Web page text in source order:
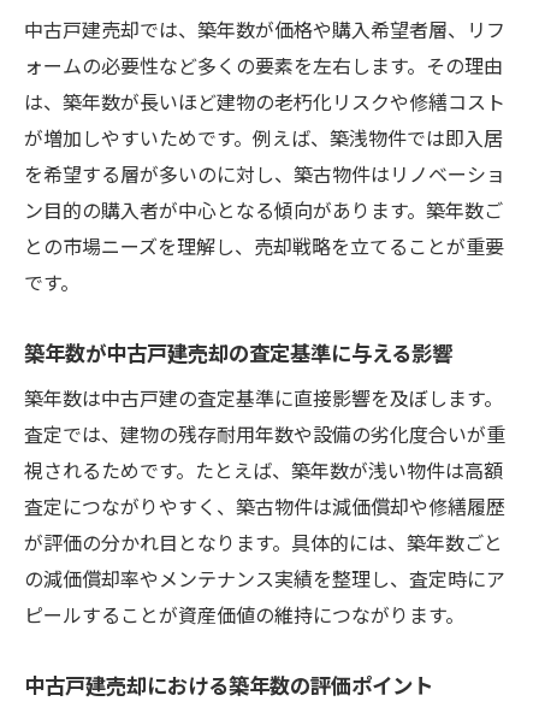
中古戸建売却では、築年数が価格や購入希望者層、リフ
ォームの必要性など多くの要素を左右します。その理由
は、築年数が長いほど建物の老朽化リスクや修繕コスト
が増加しやすいためです。例えば、築浅物件では即入居
を希望する層が多いのに対し、築古物件はリノベーショ
ン目的の購入者が中心となる傾向があります。築年数ご
との市場ニーズを理解し、売却戦略を立てることが重要
です。
築年数が中古戸建売却の査定基準に与える影響
築年数は中古戸建の査定基準に直接影響を及ぼします。
査定では、建物の残存耐用年数や設備の劣化度合いが重
視されるためです。たとえば、築年数が浅い物件は高額
査定につながりやすく、築古物件は減価償却や修繕履歴
が評価の分かれ目となります。具体的には、築年数ごと
の減価償却率やメンテナンス実績を整理し、査定時にア
ピールすることが資産価値の維持につながります。
中古戸建売却における築年数の評価ポイント